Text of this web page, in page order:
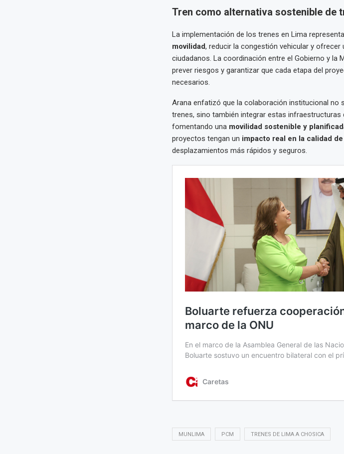
Tren como alternativa sostenible de
La implementación de los trenes en Lima
movilidad, reducir la congestión vehicular y
ciudadanos. La coordinación entre el Gobierno y la
prever riesgos y garantizar que cada etapa del
necesarios.
Arana enfatizó que la colaboración institucional no
trenes, sino también integrar estas
fomentando una movilidad sostenible y
proyectos tengan un impacto real en la calidad
desplazamientos más rápidos y seguros.
MUNLIMA PCM TRENES DE LIMA A CHOSICA